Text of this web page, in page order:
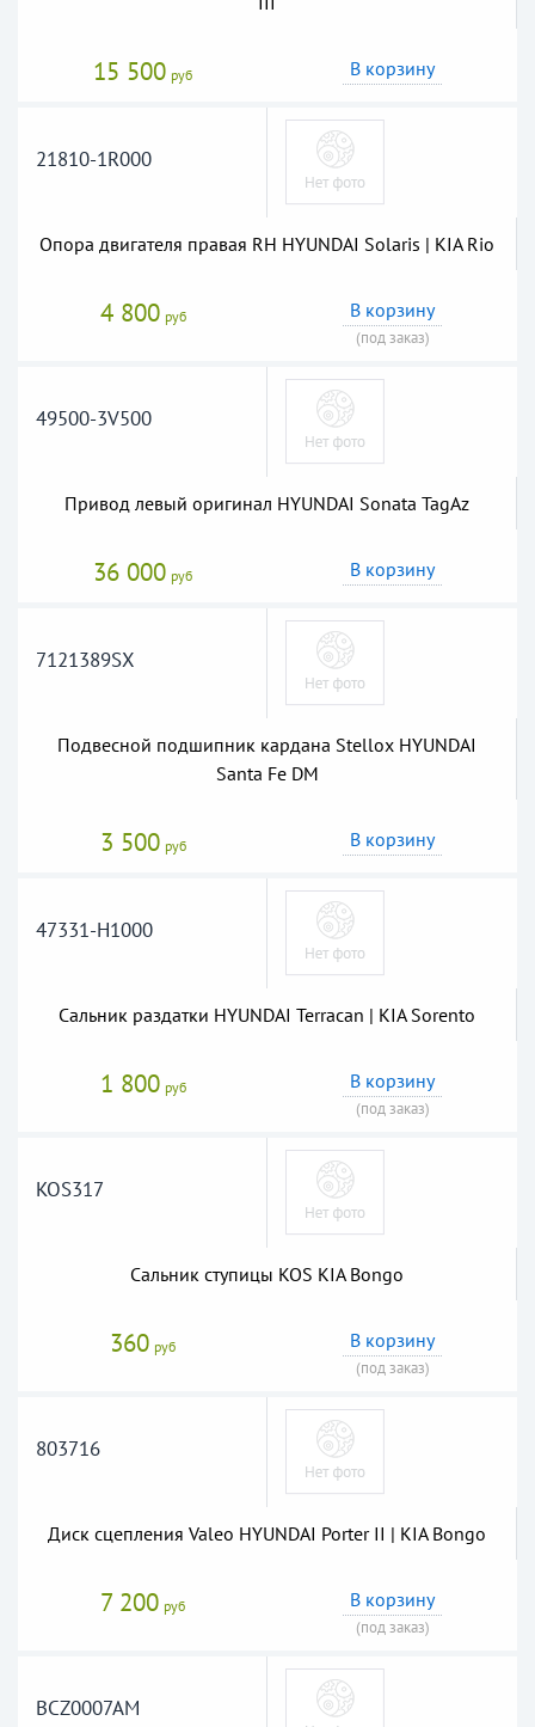
15 500 руб В корзину
21810-1R000
Опора двигателя правая RH HYUNDAI Solaris | KIA Rio
4 800 руб В корзину
(под заказ)
49500-3V500
Привод левый оригинал HYUNDAI Sonata TagAz
36 000 руб В корзину
7121389SX
Подвесной подшипник кардана Stellox HYUNDAI
Santa Fe DM
3 500 руб В корзину
47331-H1000
Сальник раздатки HYUNDAI Terracan | KIA Sorento
1 800 руб В корзину
(под заказ)
KOS317
Сальник ступицы KOS KIA Bongo
360 руб В корзину
(под заказ)
803716
Диск сцепления Valeo HYUNDAI Porter II | KIA Bongo
7 200 руб В корзину
(под заказ)
BCZ0007AM